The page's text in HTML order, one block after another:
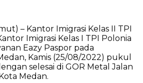
– Kantor Imigrasi Kelas II TPI
Imigrasi Kelas I TPI Polonia
Eazy Paspor pada
Kamis (25/08/2022) pukul
selesai di GOR Metal Jalan
Medan.